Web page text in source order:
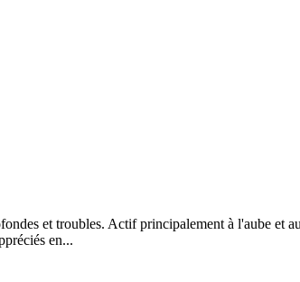
et troubles. Actif principalement à l'aube et
en...